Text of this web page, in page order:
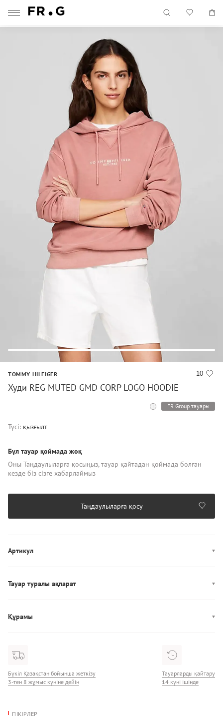
10
TOMMY HILFIGER
Худи REG MUTED GMD CORP LOGO HOODIE
FR Group тауары
Түсі: қызғылт
Бұл тауар қоймада жоқ
Оны Таңдаулыларға қосыңыз, тауар қайтадан қоймада болған
кезде біз сізге хабарлаймыз
Таңдаулыларға қосу
Артикул
Тауар туралы ақпарат
Құрамы
Бүкіл Қазақстан бойынша жеткізу
3-тен 8 жұмыс күніне дейін
Тауарларды қайтару
14 күні ішінде
ПІКІРЛЕР